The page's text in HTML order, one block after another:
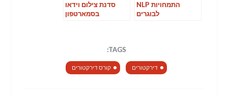
התמחויות NLP
לבוגרים
סדנת צילום וידאו
בסמארטפון
TAGS:
דירקטורים קורס דירקטורים